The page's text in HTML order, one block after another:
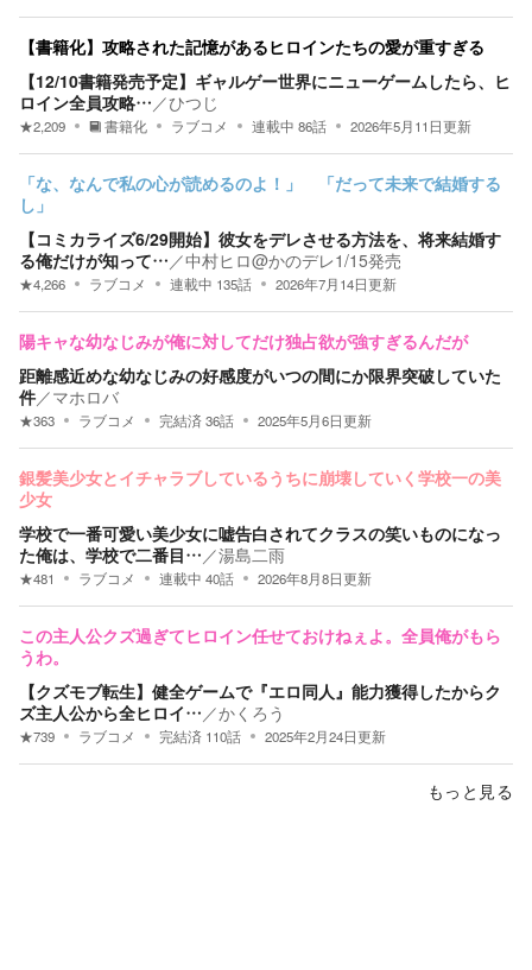
【書籍化】攻略された記憶があるヒロインたちの愛が重すぎる
【12/10書籍発売予定】ギャルゲー世界にニューゲームしたら、ヒ
ロイン全員攻略… ／ひつじ
★2,209 書籍化 ラブコメ 連載中 86話 2026年5月11日更新
「な、なんで私の心が読めるのよ！」 「だって未来で結婚する
し」
【コミカライズ6/29開始】彼女をデレさせる方法を、将来結婚す
る俺だけが知って… ／中村ヒロ@かのデレ1/15発売
★4,266 ラブコメ 連載中 135話 2026年7月14日更新
陽キャな幼なじみが俺に対してだけ独占欲が強すぎるんだが
距離感近めな幼なじみの好感度がいつの間にか限界突破していた
件／マホロバ
★363 ラブコメ 完結済36話 2025年5月6日更新
銀髪美少女とイチャラブしているうちに崩壊していく学校一の美
少女
学校で一番可愛い美少女に嘘告白されてクラスの笑いものになっ
た俺は、学校で二番目… ／湯島二雨
★481 ラブコメ 連載中 40話 2026年8月8日更新
この主人公クズ過ぎてヒロイン任せておけねぇよ。全員俺がもら
うわ。
【クズモブ転生】健全ゲームで『エロ同人』能力獲得したからク
ズ主人公から全ヒロイ… ／かくろう
★739 ラブコメ 完結済 110話 2025年2月24日更新
もっと見る